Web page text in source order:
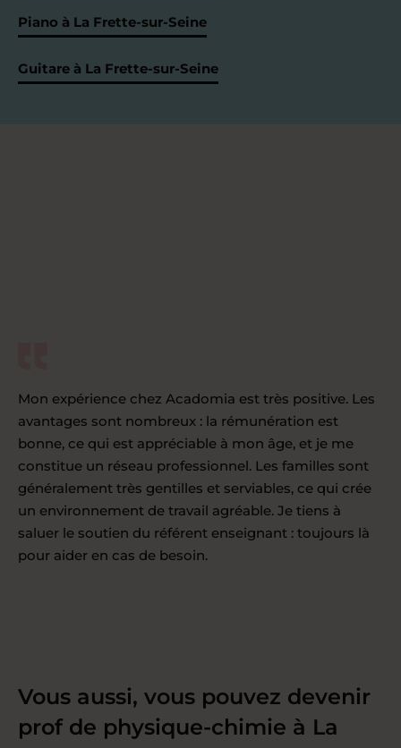
Piano à La Frette-sur-Seine
Guitare à La Frette-sur-Seine
Mon expérience chez Acadomia est très positive. Les
avantages sont nombreux : la rémunération est
bonne, ce qui est appréciable à mon âge, et je me
constitue un réseau professionnel. Les familles sont
généralement très gentilles et serviables, ce qui crée
un environnement de travail agréable. Je tiens à
saluer le soutien du référent enseignant : toujours là
pour aider en cas de besoin.
Vous aussi, vous pouvez devenir
prof de physique-chimie à La